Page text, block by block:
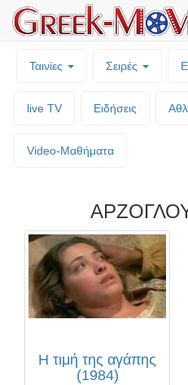
Ταινίες Σειρές
live TV Ειδήσεις
Video-Mαθήματα
Η τιμή της αγάπης
(1984)